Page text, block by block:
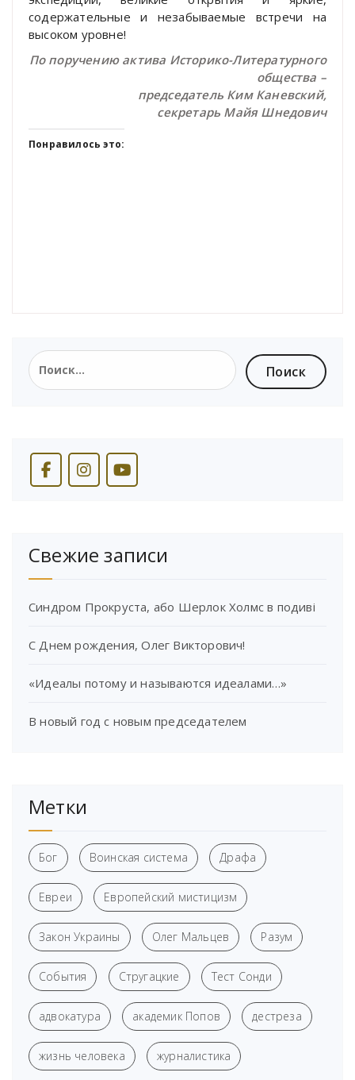
содержательные и незабываемые встречи на
высоком уровне!
По поручению актива Историко-Литературного
общества –
председатель Ким Каневский,
секретарь Майя Шнедович
Понравилось это:
Найти:
Свежие записи
Синдром Прокруста, або Шерлок Холмс в подиві
С Днем рождения, Олег Викторович!
«Идеалы потому и называются идеалами…»
В новый год с новым председателем
Метки
Бог Воинская система Драфа
Евреи Европейский мистицизм
Закон Украины Олег Мальцев Разум
События Стругацкие Тест Сонди
адвокатура академик Попов дестреза
жизнь человека журналистика